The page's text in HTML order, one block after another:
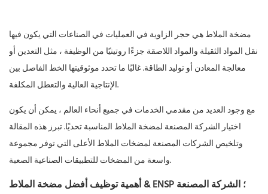
مضخة الملاط هي حجر الزاوية في العمليات في الصناعات التي يكون فيها
نقل المواد الثقيلة والمواد اللاصقة جزءًا روتينيًا من الوظيفة ، مثل التعدين أو
معالجة المعادن أو توليد الطاقة. غالبًا ما تحدد موثوقيتها الخط الفاصل بين
الإنتاجية العالية والتعطل المكلفة.
مع وجود العديد من مقدمي الخدمات في جميع أنحاء العالم ، يمكن أن يكون
اختيار الشركة المصنعة لمضخة الملاط المناسبة تحديًا. تبرز هذه المقالة
وتلخيص الشركات المصنعة لمضخات الملاط الأعلى التي توفر مجموعة
واسعة من المضخات للتطبيقات الصناعية الصعبة.
أهمية توظيف أفضل مضخة الملاط & ENSP ؛ الشركة المصنعة